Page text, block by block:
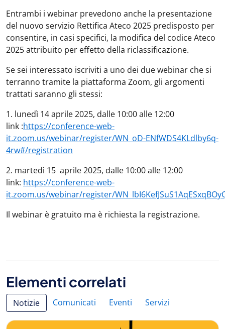
Entrambi i webinar prevedono anche la presentazione
del nuovo servizio Rettifica Ateco 2025 predisposto per
consentire, in casi specifici, la modifica del codice Ateco
2025 attribuito per effetto della riclassificazione.
Se sei interessato iscriviti a uno dei due webinar che si
terranno tramite la piattaforma Zoom, gli argomenti
trattati saranno gli stessi:
1. lunedì 14 aprile 2025, dalle 10:00 alle 12:00
link :https://conference-web-
it.zoom.us/webinar/register/WN_oD-ENfWDS4KLdlby6q-
4rw#/registration
2. martedì 15 aprile 2025, dalle 10:00 alle 12:00
link: https://conference-web-
it.zoom.us/webinar/register/
Il webinar è gratuito ma è richiesta la registrazione.
Elementi correlati
Notizie Comunicati Eventi Servizi